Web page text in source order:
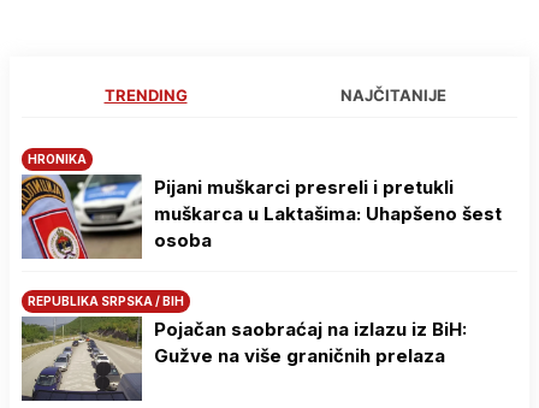
TRENDING NAJČITANIJE
HRONIKA
Pijani muškarci presreli i pretukli
muškarca u Laktašima: Uhapšeno šest
osoba
REPUBLIKA SRPSKA / BIH
Pojačan saobraćaj na izlazu iz BiH:
Gužve na više graničnih prelaza